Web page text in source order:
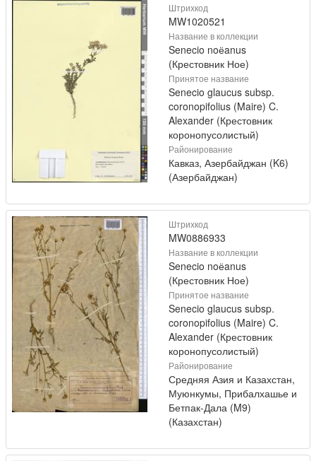
Штрихкод
MW1020521
Название в коллекции
Senecio noёanus
(Крестовник Ное)
Принятое название
Senecio glaucus subsp.
coronopifolius (Maire) C.
Alexander (Крестовник
коронопусолистый)
Районирование
Кавказ, Азербайджан (K6)
(Азербайджан)
Штрихкод
MW0886933
Название в коллекции
Senecio noёanus
(Крестовник Ное)
Принятое название
Senecio glaucus subsp.
coronopifolius (Maire) C.
Alexander (Крестовник
коронопусолистый)
Районирование
Средняя Азия и Казахстан,
Муюнкумы, Прибалхашье и
Бетпак-Дала (M9)
(Казахстан)